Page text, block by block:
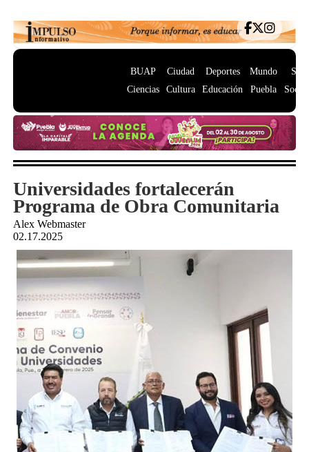
BUAP
Ciencias
Ciudad
Cultura
Deportes
Educación
Mundo
Puebla
Universidades fortalecerán
Programa de Obra Comunitaria
Alex Webmaster
02.17.2025